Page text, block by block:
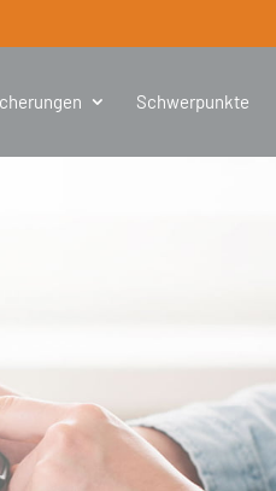
Schwerpunkte